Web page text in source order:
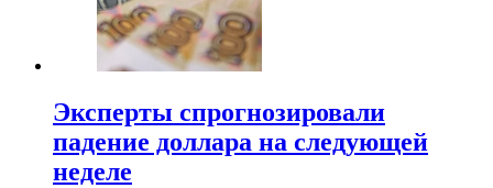
Эксперты спрогнозировали
падение доллара на следующей
неделе